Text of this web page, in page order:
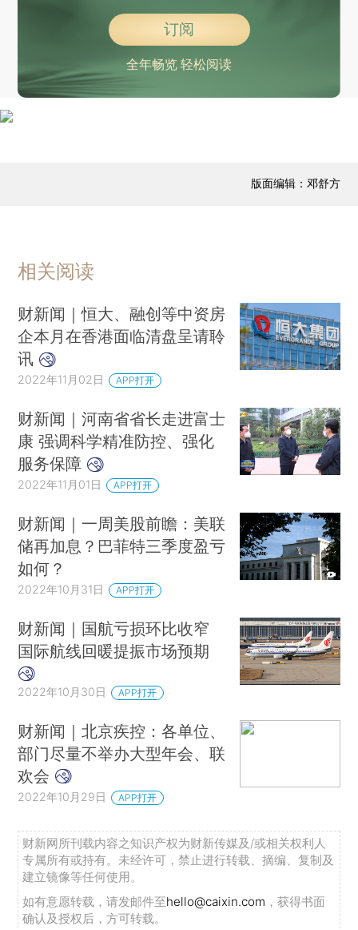
订阅
全年畅览 轻松阅读
版面编辑：邓舒方
相关阅读
财新闻｜恒大、融创等中资房
企本月在香港面临清盘呈请聆
讯
2022年11月02日 APP打开
财新闻｜河南省省长走进富士
康 强调科学精准防控、强化
服务保障
2022年11月01日 APP打开
财新闻｜一周美股前瞻：美联
储再加息？巴菲特三季度盈亏
如何？
2022年10月31日 APP打开
财新闻｜国航亏损环比收窄
国际航线回暖提振市场预期
2022年10月30日 APP打开
财新闻｜北京疾控：各单位、
部门尽量不举办大型年会、联
欢会
2022年10月29日 APP打开
财新网所刊载内容之知识产权为财新传媒及/或相关权利人
专属所有或持有。未经许可，禁止进行转载、摘编、复制及
建立镜像等任何使用。
如有意愿转载，请发邮件至hello@caixin.com ，获得书面
确认及授权后，方可转载。